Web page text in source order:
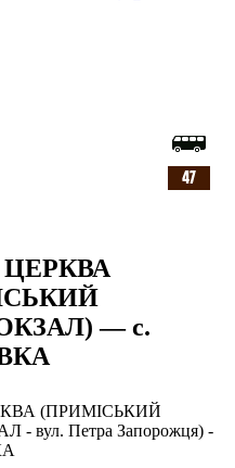
ЦЕРКВА
— с.
(ПРИМІСЬКИЙ
- вул. Петра Запорожця) -